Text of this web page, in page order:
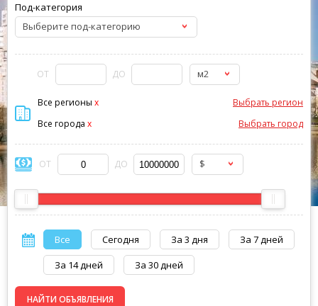
Под-категория
Выберите под-категорию
ОТ ДО м2
Все регионы Выбрать регион
x
Все города
Выбрать город
x
ОТ ДО $
Все Сегодня За 3 дня
За 7 дней
За 14 дней
За 30 дней
НАЙТИ ОБЪЯВЛЕНИЯ